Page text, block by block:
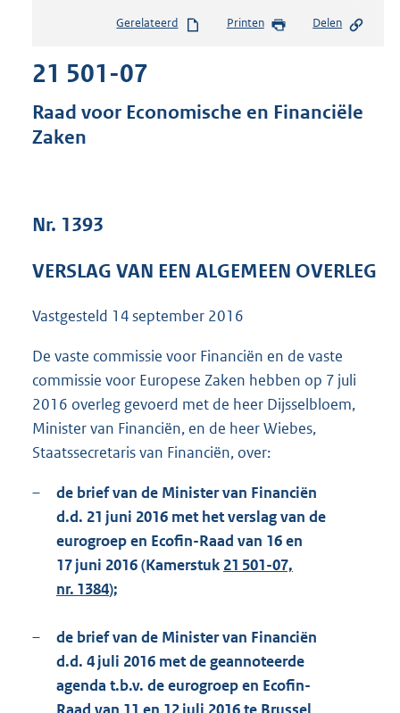
s
s
:
0
K
b
Gerelateerd Printen Delen
21 501-07
Raad voor Economische en Financiële
Zaken
Nr. 1393
VERSLAG VAN EEN ALGEMEEN OVERLEG
Vastgesteld 14 september 2016
De vaste commissie voor Financiën en de vaste
commissie voor Europese Zaken hebben op 7 juli
2016 overleg gevoerd met de heer Dijsselbloem,
Minister van Financiën, en de heer Wiebes,
Staatssecretaris van Financiën, over:
–
de brief van de Minister van Financiën
d.d. 21 juni 2016 met het verslag van de
eurogroep en Ecofin-Raad van 16 en
17 juni 2016 (Kamerstuk 21 501-07,
nr. 1384);
–
de brief van de Minister van Financiën
d.d. 4 juli 2016 met de geannoteerde
agenda t.b.v. de eurogroep en Ecofin-